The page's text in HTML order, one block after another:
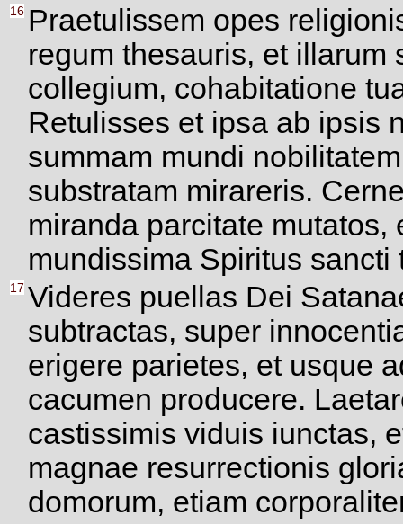
16 Praetulissem opes
regum thesauris, et illarum
collegium, cohabitatione
Retulisses et ipsa ab ipsis
summam mundi
substratam mirareris.
miranda parcitate
mundissima Spiritus sancti
17 Videres puellas Dei
subtractas, super
erigere parietes, et usque
cacumen producere.
castissimis viduis iunctas,
magnae resurrectionis
domorum, etiam